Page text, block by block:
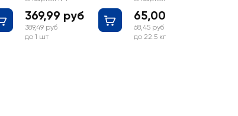
369,99 руб
389,49 руб
до 1 шт
65,00 руб
68,45 руб
до 22.5 кг